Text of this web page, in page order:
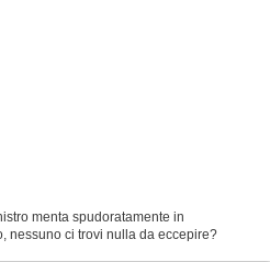
menta spudoratamente in
nessuno ci trovi nulla da eccepire?